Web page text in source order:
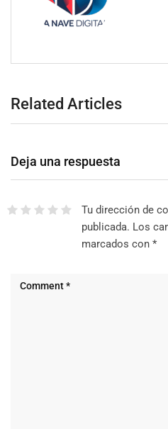
Related Articles
Deja una respuesta
Tu dirección de
publicada. Los
marcados con *